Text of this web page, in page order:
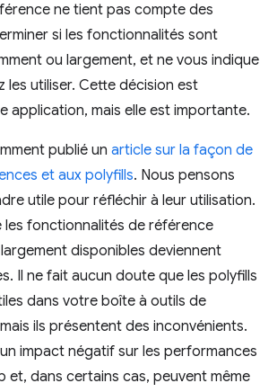
ne tient pas compte des
si les fonctionnalités sont
ou largement, et ne vous indique
les utiliser. Cette décision est
application, mais elle est importante.
publié un article sur la façon de
et aux polyfills. Nous pensons
utile pour réfléchir à leur utilisation.
les fonctionnalités de référence
disponibles deviennent
Il ne fait aucun doute que les polyfills
dans votre boîte à outils de
ils présentent des inconvénients.
impact négatif sur les performances
et, dans certains cas, peuvent même